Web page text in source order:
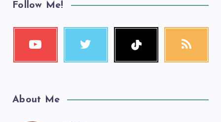
Follow Me!
About Me